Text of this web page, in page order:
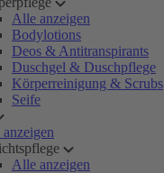
Alle anzeigen
Bodylotions
Deos & Antitranspirants
Duschgel & Duschpflege
Körperreinigung & Scrubs
Seife
Alle anzeigen